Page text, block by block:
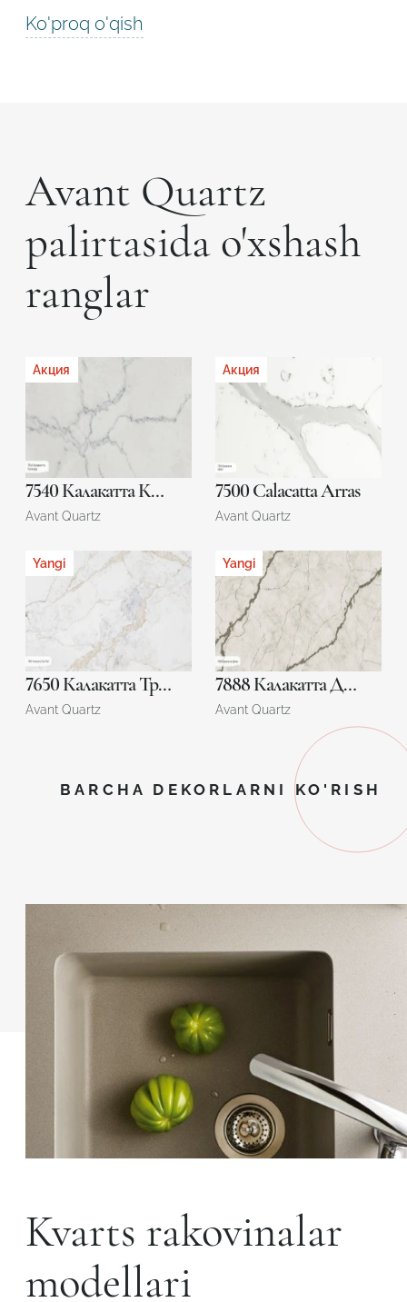
Ko'proq o'qish
Avant Quartz
palirtasida o'xshash
ranglar
Акция
7540 Калакатта Конкорд
Avant Quartz
Акция
7500 Calacatta Arras
Avant Quartz
Yangi
7650 Калакатта Тру Лайт
Avant Quartz
Yangi
7888 Калакатта Динан
Avant Quartz
BARCHA DEKORLARNI KO'RISH
Kvarts rakovinalar
modellari